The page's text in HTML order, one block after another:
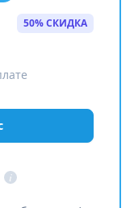
50% СКИДКА
i